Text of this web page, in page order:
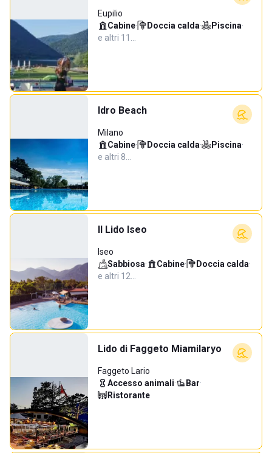
Eupilio
Cabine· Doccia calda· Piscina·
e altri 11…
Idro Beach
Milano
Cabine· Doccia calda· Piscina·
e altri 8…
Il Lido Iseo
Iseo
Sabbiosa· Cabine· Doccia calda·
e altri 12…
Lido di Faggeto Miamilaryo
Faggeto Lario
Accesso animali· Bar·
Ristorante